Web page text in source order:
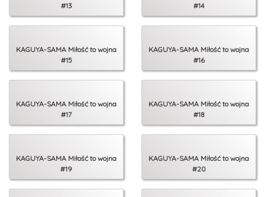
#13
#14
KAGUYA-SAMA Miłość to wojna
#15
KAGUYA-SAMA Miłość to wojna
#16
KAGUYA-SAMA Miłość to wojna
#17
KAGUYA-SAMA Miłość to wojna
#18
KAGUYA-SAMA Miłość to wojna
#19
KAGUYA-SAMA Miłość to wojna
#20